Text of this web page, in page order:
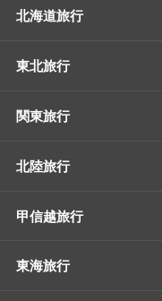
北海道旅行
東北旅行
関東旅行
北陸旅行
甲信越旅行
東海旅行